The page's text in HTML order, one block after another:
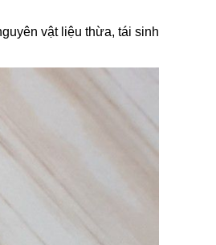
vật liệu thừa, tái sinh